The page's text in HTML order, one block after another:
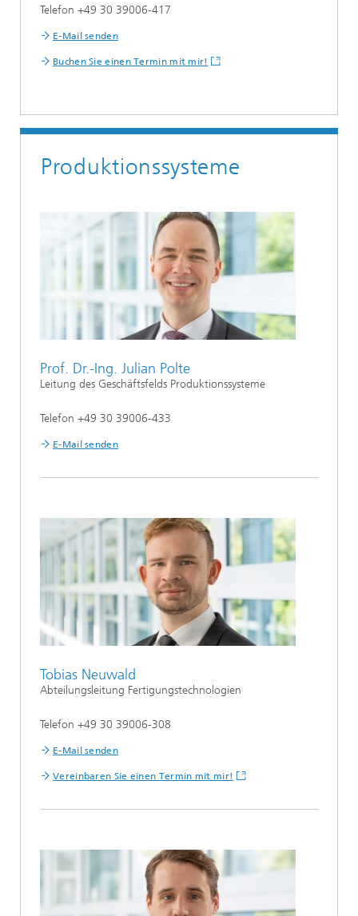
Telefon +49 30 39006-417
E-Mail senden
Buchen Sie einen Termin mit mir!
Produktionssysteme
Prof. Dr.-Ing. Julian Polte
Leitung des Geschäftsfelds Produktionssysteme
Telefon +49 30 39006-433
E-Mail senden
Tobias Neuwald
Abteilungsleitung Fertigungstechnologien
Telefon +49 30 39006-308
E-Mail senden
Vereinbaren Sie einen Termin mit mir!